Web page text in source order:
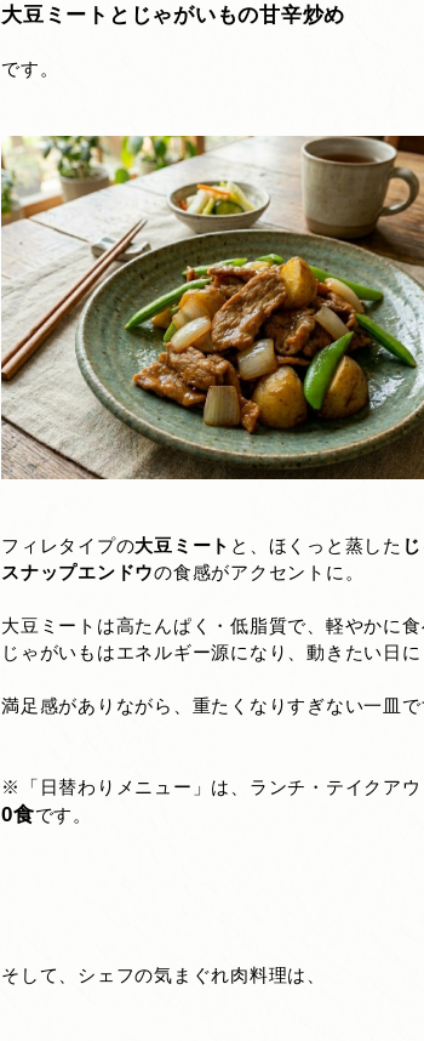
大豆ミートとじゃがいもの甘辛炒め
です。
フィレタイプの大豆ミート と、ほくっと蒸した
スナップエンドウの食感がアクセントに。
大豆ミートは高たんぱく・低脂質で、軽やかに
じゃがいもはエネルギー源になり、動きたい日に
満足感がありながら、重たくなりすぎない一皿で
※「日替わりメニュー」は、ランチ・テイクア
0食です。
そして、シェフの気まぐれ肉料理は、